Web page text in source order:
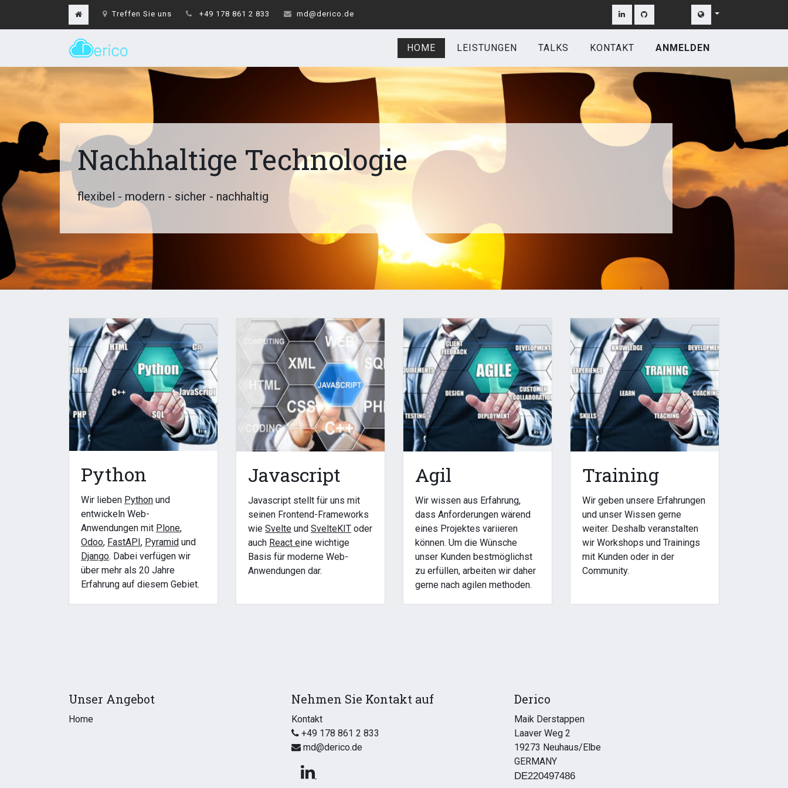
Treffen Sie uns +49 178 861 2 833 md@derico.de
HOME LEISTUNGEN TALKS KONTAKT ANMELDEN
Nachhaltige Technologie
flexibel - modern - sicher - nachhaltig
Python
Wir lieben Python und
entwickeln Web-
Anwendungen mit Plone,
Odoo, FastAPI, Pyramid und
Django. Dabei verfügen wir
über mehr als 20 Jahre
Erfahrung auf diesem Gebiet.
Javascript
Javascript stellt für uns mit
seinen Frontend-Frameworks
wie Svelte und SvelteKIT oder
auch React eine wichtige
Basis für moderne Web-
Anwendungen dar.
Agil
Wir wissen aus Erfahrung,
dass Anforderungen wärend
eines Projektes variieren
können. Um die Wünsche
unser Kunden bestmöglichst
zu erfüllen, arbeiten wir daher
gerne nach agilen methoden.
Training
Wir geben unsere Erfahrungen
und unser Wissen gerne
weiter. Deshalb veranstalten
wir Workshops und Trainings
mit Kunden oder in der
Community.
Unser Angebot
Home
Nehmen Sie Kontakt auf
Kontakt
+49 178 861 2 833
md@derico.de
Derico
Maik Derstappen
Laaver Weg 2
19273 Neuhaus/Elbe
GERMANY
DE220497486